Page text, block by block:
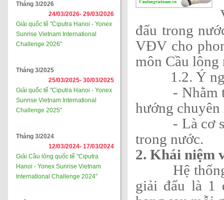
Tháng 3/2026
24/03/2026- 29/03/2026
Giải quốc tế "Ciputra Hanoi - Yonex
Sunrise Vietnam International
Challenge 2026"
Tháng 3/2025
25/03/2025- 30/03/2025
Giải quốc tế "Ciputra Hanoi - Yonex
Sunrise Vietnam International
Challenge 2025"
Tháng 3/2024
12/03/2024- 17/03/2024
Giải Cầu lông quốc tế "Ciputra
Hanoi - Yonex Sunrise Vietnam
International Challenge 2024"
đấu trong
VĐV cho
môn Cầu
1.2. Ý
- Nhằm
hướng chuyên
- Là cơ sở
trong nước.
2. Khái niệm
Hệ thống
giải đấu là 1